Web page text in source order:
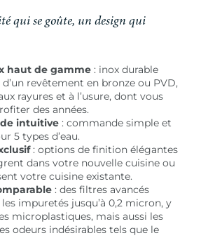
qui se goûte, un design qui
haut de gamme : inox durable
revêtement en bronze ou PVD,
rayures et à l’usure, dont vous
des années.
intuitive : commande simple et
5 types d’eau.
: options de finition élégantes
dans votre nouvelle cuisine ou
votre cuisine existante.
: des filtres avancés
impuretés jusqu’à 0,2 micron, y
microplastiques, mais aussi les
odeurs indésirables tels que le